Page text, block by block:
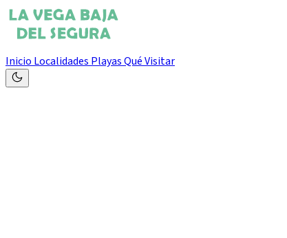
Inicio Localidades PlayasQué Visitar